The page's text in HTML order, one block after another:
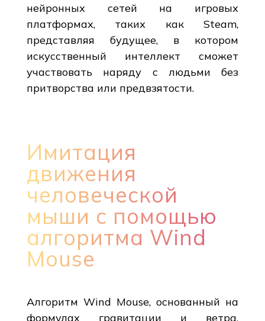
нейронных сетей на игровых
платформах, таких как Steam,
представляя будущее, в котором
искусственный интеллект сможет
участвовать наряду с людьми без
притворства или предвзятости.
Имитация
движения
человеческой
мыши с помощью
алгоритма Wind
Mouse
Алгоритм Wind Mouse, основанный на
формулах гравитации и ветра,